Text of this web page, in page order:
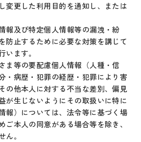
変更した利用目的を通知し、または
報及び特定個人情報等の漏洩・紛
防止するために必要な対策を講じて
います。
ま等の要配慮個人情報（人種・信
・病歴・犯罪の経歴・犯罪により害
の他本人に対する不当な差別、偏見
が生じないようにその取扱いに特に
報）については、法令等に基づく場
ご本人の同意がある場合等を除き、
ん。